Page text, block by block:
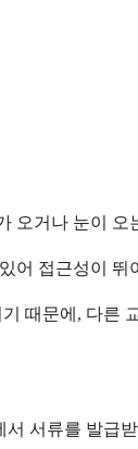
오거나 눈이 오
어 접근성이 뛰
때문에, 다른
서류를 발급